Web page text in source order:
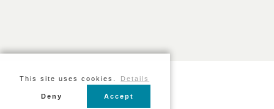
This site uses cookies. Details
Deny Accept